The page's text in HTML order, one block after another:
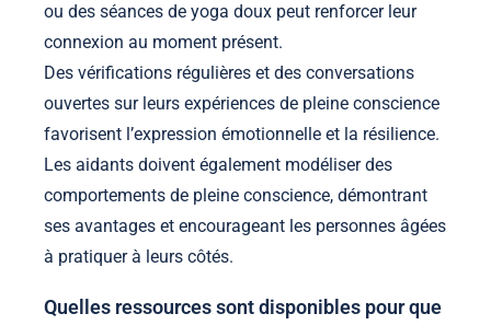
ou des séances de yoga doux peut renforcer leur
connexion au moment présent.
Des vérifications régulières et des conversations
ouvertes sur leurs expériences de pleine conscience
favorisent l’expression émotionnelle et la résilience.
Les aidants doivent également modéliser des
comportements de pleine conscience, démontrant
ses avantages et encourageant les personnes âgées
à pratiquer à leurs côtés.
Quelles ressources sont disponibles pour que